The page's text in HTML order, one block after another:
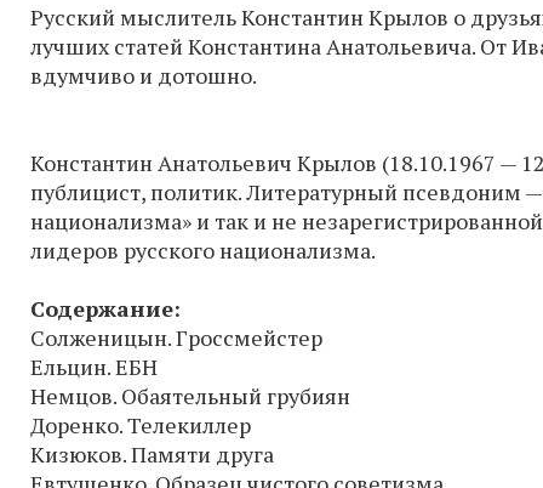
Русский мыслитель Константин Крылов о
лучших статей Константина Анатольевича. От
вдумчиво и дотошно.
Константин Анатольевич Крылов (18.10.1967 —
публицист, политик. Литературный псевдоним
национализма» и так и не
лидеров русского национализма.
Содержание:
Солженицын. Гроссмейстер
Ельцин. ЕБН
Немцов. Обаятельный грубиян
Доренко. Телекиллер
Кизюков. Памяти друга